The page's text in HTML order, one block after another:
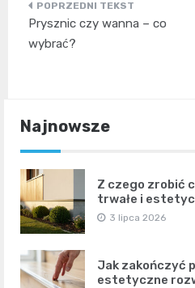
Nawigacja
wpisu
Prysznic czy wanna – co
wybrać?
Najnowsze
Z czego zrobić
trwałe i
3 lipca 2026
Jak zakończyć
estetyczne